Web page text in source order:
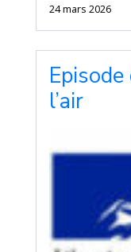
24 mars 2026
l’air